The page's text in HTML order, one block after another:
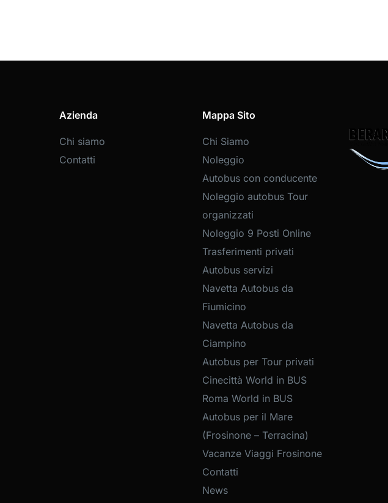
Azienda
Chi siamo
Contatti
Mappa Sito
Chi Siamo
Noleggio
Autobus con conducente
Noleggio autobus Tour
organizzati
Noleggio 9 Posti Online
Trasferimenti privati
Autobus servizi
Navetta Autobus da
Fiumicino
Navetta Autobus da
Ciampino
Autobus per Tour privati
Cinecittà World in BUS
Roma World in BUS
Autobus per il Mare
(Frosinone – Terracina)
Vacanze Viaggi Frosinone
Contatti
News